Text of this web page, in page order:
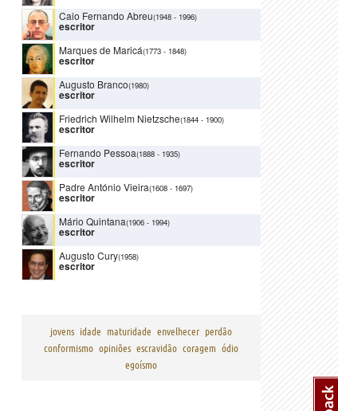
Caio Fernando Abreu(1948 - 1996)
escritor
Marques de Maricá(1773 - 1848)
escritor
Augusto Branco(1980)
escritor
Friedrich Wilhelm Nietzsche(1844 - 1900)
escritor
Fernando Pessoa(1888 - 1935)
escritor
Padre António Vieira(1608 - 1697)
escritor
Mário Quintana(1906 - 1994)
escritor
Augusto Cury(1958)
escritor
jovens idade maturidade envelhecer perdão
conformismo opiniões escravidão coragem ódio
egoísmo